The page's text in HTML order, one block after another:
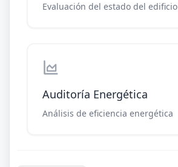
Evaluación del estado del edificio
Auditoría Energética
Análisis de eficiencia energética